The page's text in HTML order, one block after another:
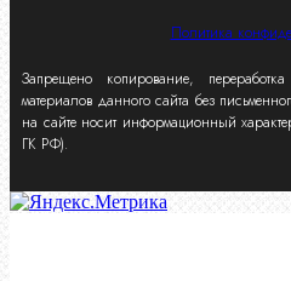
Политика
Запрещено копирование,
материалов данного сайта без
на сайте носит информационный
ГК РФ).